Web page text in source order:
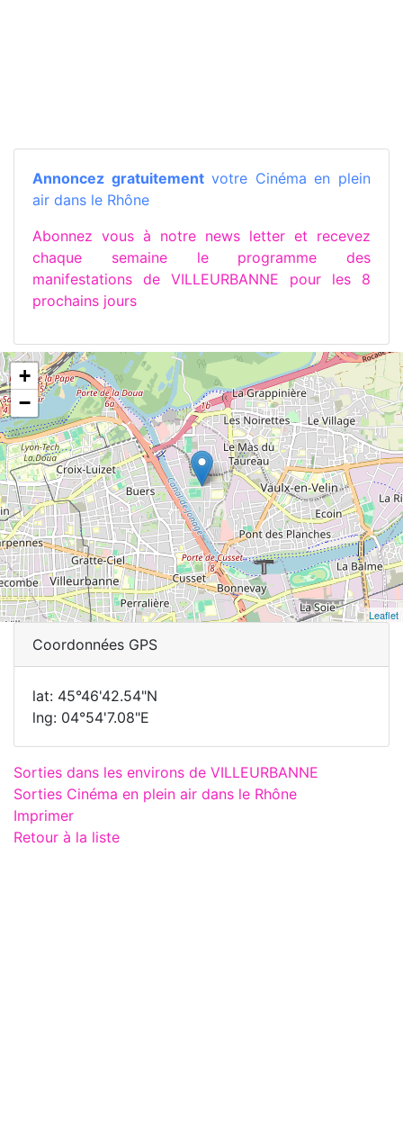
Annoncez gratuitementvotre Cinéma en plein
air dans le Rhône
Abonnez vous à notre news letter et recevez
chaque semaine le programme des
manifestations de VILLEURBANNE pour les 8
prochains jours
+
−
Leaflet
Coordonnées GPS
lat: 45°46'42.54"N
lng: 04°54'7.08"E
Sorties dans les environs de VILLEURBANNE
Sorties Cinéma en plein air dans le Rhône
Imprimer
Retour à la liste